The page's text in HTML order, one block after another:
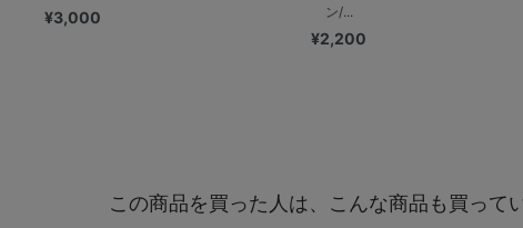
¥3,000
ン/...
¥2,200
この商品を買った人は、こんな商品も買って